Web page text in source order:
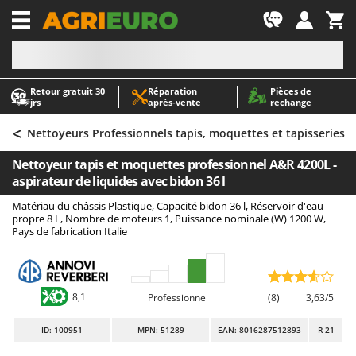
Retour gratuit 30
jrs
Réparation
après‑vente
Pièces de
rechange
-1
A
Abris de jardin
Accessoires pour tracteurs tondeuses autoportés
Aérateurs Scarificateurs pour gazon
Arracheuses de pommes de terre pour tracteur
Aspirateurs - Balais Électriques
Aspirateurs à cendres
Aspirateurs à feuilles sur roues
Aspirateurs de piscine
Aspirateurs Multifonctions
A
AgriEuro Premium
AgriEuro TOP-LINE
AGT
Aima
Airmec
ALA 2000
Alce
< Nettoyeurs Professionnels tapis, moquettes et tapisseries
Nettoyeur tapis et moquettes professionnel A&R 4200L -
aspirateur de liquides avec bidon 36 l
Matériau du châssis Plastique, Capacité bidon 36 l, Réservoir d'eau
propre 8 L, Nombre de moteurs 1, Puissance nominale (W) 1200 W,
Pays de fabrication Italie
8,1 Professionnel (8) 3,63/5
ID: 100951 MPN: 51289 EAN: 8016287512893 R-21